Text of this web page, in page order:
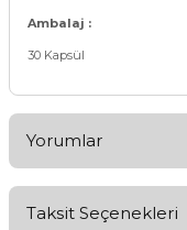
Ambalaj :
30 Kapsül
Yorumlar
Taksit Seçenekleri